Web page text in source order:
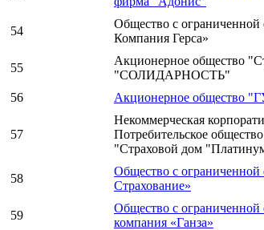
54
Общество с ограниченной
Компания Герса»
55
Акционерное общество
"СОЛИДАРНОСТЬ"
56 Акционерное общество
57
Некоммерческая
Потребительское
"Страховой дом
58
Общество с ограниченной
Страхование»
59
Общество с ограниченной
компания «Ганза»